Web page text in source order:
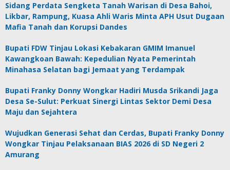
Sidang Perdata Sengketa Tanah Warisan di Desa Bahoi,
Likbar, Rampung, Kuasa Ahli Waris Minta APH Usut Dugaan
Mafia Tanah dan Korupsi Dandes
Bupati FDW Tinjau Lokasi Kebakaran GMIM Imanuel
Kawangkoan Bawah: Kepedulian Nyata Pemerintah
Minahasa Selatan bagi Jemaat yang Terdampak
Bupati Franky Donny Wongkar Hadiri Musda Srikandi Jaga
Desa Se-Sulut: Perkuat Sinergi Lintas Sektor Demi Desa
Maju dan Sejahtera
Wujudkan Generasi Sehat dan Cerdas, Bupati Franky Donny
Wongkar Tinjau Pelaksanaan BIAS 2026 di SD Negeri 2
Amurang